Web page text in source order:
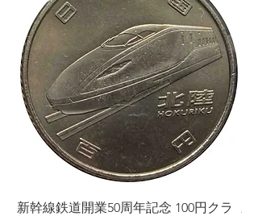
新幹線鉄道開業50周年記念 100円クラ